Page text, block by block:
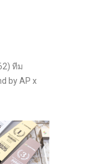
ทีม
by AP x